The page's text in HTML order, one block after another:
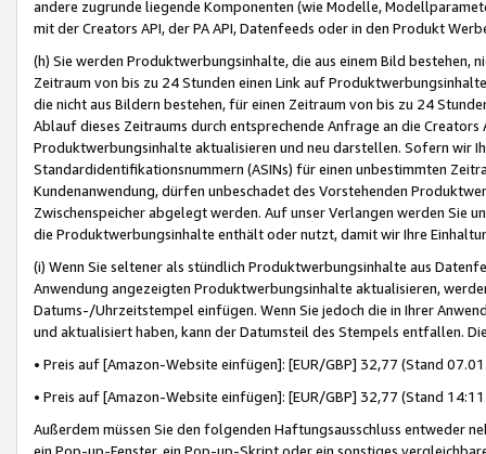
andere zugrunde liegende Komponenten (wie Modelle,
mit der Creators API, der PA API, Datenfeeds oder in den Produkt
(h) Sie werden Produktwerbungsinhalte, die aus einem Bild bestehen,
Zeitraum von bis zu 24 Stunden einen Link auf
die nicht aus Bildern bestehen, für einen Zeitraum von bis zu 24
Ablauf dieses Zeitraums durch entsprechende Anfrage an die
Produktwerbungsinhalte aktualisieren und neu darstellen. Sofern wir
Standardidentifikationsnummern (ASINs) für einen unbestimmten
Kundenanwendung, dürfen unbeschadet des Vorstehenden
Zwischenspeicher abgelegt werden. Auf unser Verlangen werden Sie
die Produktwerbungsinhalte enthält oder nutzt, damit wir Ihre
(i) Wenn Sie seltener als stündlich Produktwerbungsinhalte aus
Anwendung angezeigten Produktwerbungsinhalte aktualisieren,
Datums-/Uhrzeitstempel einfügen. Wenn Sie jedoch die in Ihrer
und aktualisiert haben, kann der Datumsteil des Stempels entfallen.
• Preis auf [Amazon-Website einfügen]: [EUR/GBP] 32,77 (Stand
• Preis auf [Amazon-Website einfügen]: [EUR/GBP] 32,77 (Stand
Außerdem müssen Sie den folgenden Haftungsausschluss entweder
ein Pop-up-Fenster, ein Pop-up-Skript oder ein sonstiges